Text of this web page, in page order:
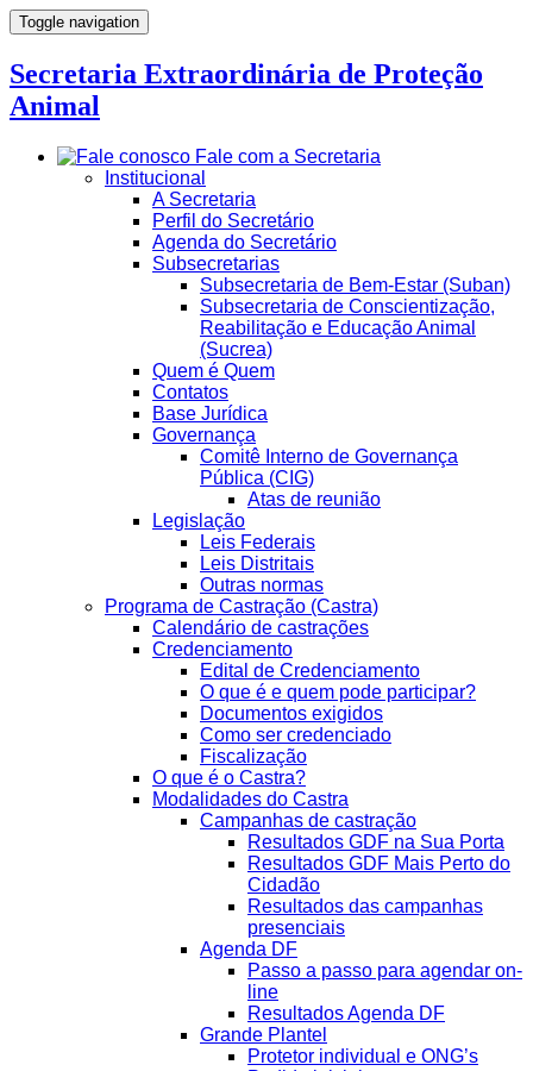
Toggle navigation
Secretaria Extraordinária de Proteção
Animal
Fale com a Secretaria
Institucional
A Secretaria
Perfil do Secretário
Agenda do Secretário
Subsecretarias
Subsecretaria de Bem-Estar (Suban)
Subsecretaria de Conscientização,
Reabilitação e Educação Animal
(Sucrea)
Quem é Quem
Contatos
Base Jurídica
Governança
Comitê Interno de Governança
Pública (CIG)
Atas de reunião
Legislação
Leis Federais
Leis Distritais
Outras normas
Programa de Castração (Castra)
Calendário de castrações
Credenciamento
Edital de Credenciamento
O que é e quem pode participar?
Documentos exigidos
Como ser credenciado
Fiscalização
O que é o Castra?
Modalidades do Castra
Campanhas de castração
Resultados GDF na Sua Porta
Resultados GDF Mais Perto do
Cidadão
Resultados das campanhas
presenciais
Agenda DF
Passo a passo para agendar on-
line
Resultados Agenda DF
Grande Plantel
Protetor individual e ONG’s